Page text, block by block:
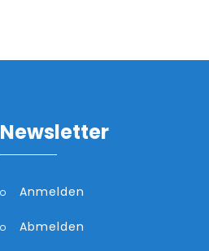
Newsletter
Anmelden
Abmelden